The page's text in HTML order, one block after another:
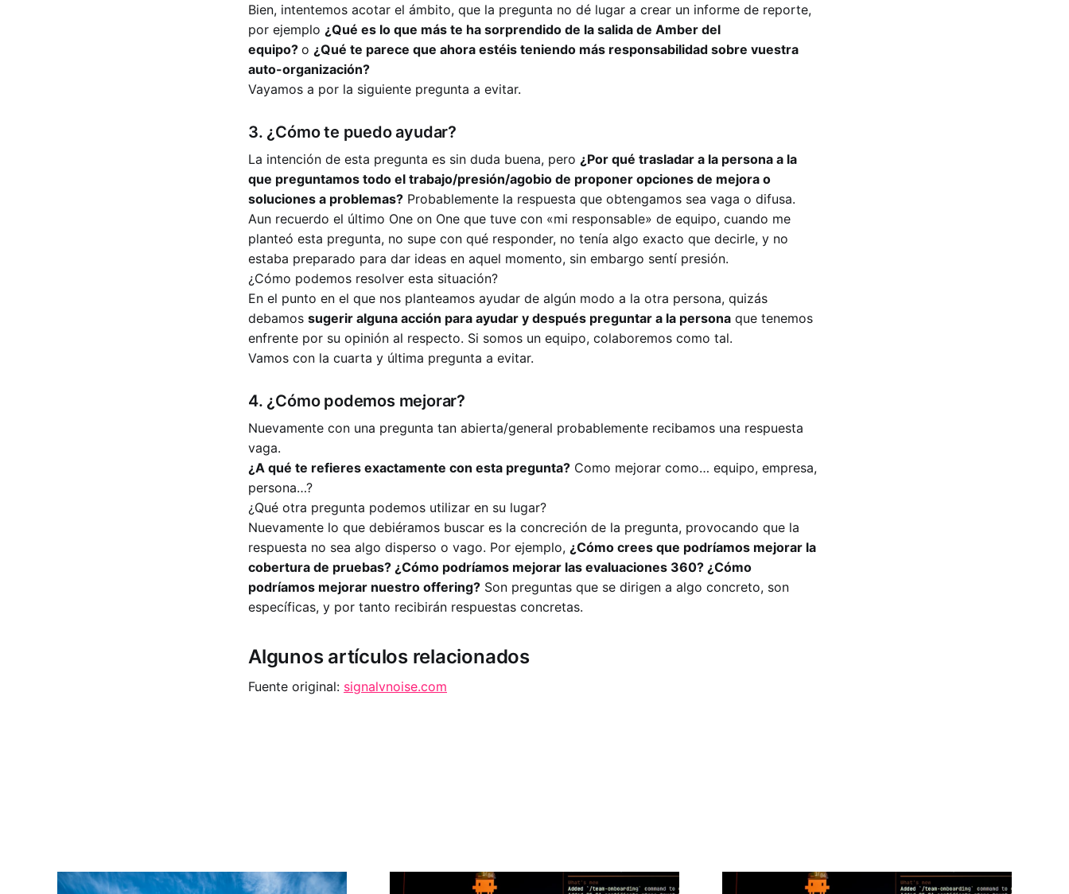
Bien, intentemos acotar el ámbito, que la pregunta no dé lugar a crear un informe de reporte,
por ejemplo ¿Qué es lo que más te ha sorprendido de la salida de Amber del
equipo? o ¿Qué te parece que ahora estéis teniendo más responsabilidad sobre vuestra
auto-organización?
Vayamos a por la siguiente pregunta a evitar.
3. ¿Cómo te puedo ayudar?
La intención de esta pregunta es sin duda buena, pero ¿Por qué trasladar a la persona a la
que preguntamos todo el trabajo/presión/agobio de proponer opciones de mejora o
soluciones a problemas? Probablemente la respuesta que obtengamos sea vaga o difusa.
Aun recuerdo el último One on One que tuve con «mi responsable» de equipo, cuando me
planteó esta pregunta, no supe con qué responder, no tenía algo exacto que decirle, y no
estaba preparado para dar ideas en aquel momento, sin embargo sentí presión.
¿Cómo podemos resolver esta situación?
En el punto en el que nos planteamos ayudar de algún modo a la otra persona, quizás
debamos sugerir alguna acción para ayudar y después preguntar a la persona que tenemos
enfrente por su opinión al respecto. Si somos un equipo, colaboremos como tal.
Vamos con la cuarta y última pregunta a evitar.
4. ¿Cómo podemos mejorar?
Nuevamente con una pregunta tan abierta/general probablemente recibamos una respuesta
vaga.
¿A qué te refieres exactamente con esta pregunta? Como mejorar como… equipo, empresa,
persona…?
¿Qué otra pregunta podemos utilizar en su lugar?
Nuevamente lo que debiéramos buscar es la concreción de la pregunta, provocando que la
respuesta no sea algo disperso o vago. Por ejemplo, ¿Cómo crees que podríamos mejorar la
cobertura de pruebas? ¿Cómo podríamos mejorar las evaluaciones 360? ¿Cómo
podríamos mejorar nuestro offering? Son preguntas que se dirigen a algo concreto, son
específicas, y por tanto recibirán respuestas concretas.
Algunos artículos relacionados
Fuente original: signalvnoise.com